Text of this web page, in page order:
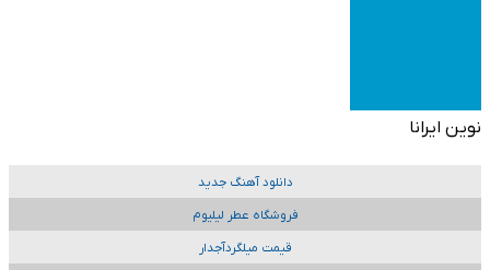
نوین ایرانا
دانلود آهنگ جدید
فروشگاه عطر لیلیوم
قیمت میلگردآجدار